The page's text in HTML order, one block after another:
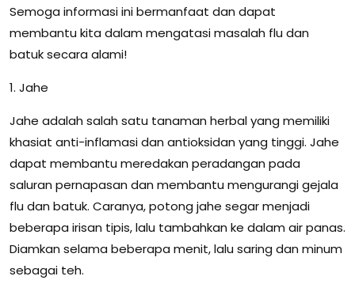
Semoga informasi ini bermanfaat dan dapat
membantu kita dalam mengatasi masalah flu dan
batuk secara alami!
1. Jahe
Jahe adalah salah satu tanaman herbal yang memiliki
khasiat anti-inflamasi dan antioksidan yang tinggi. Jahe
dapat membantu meredakan peradangan pada
saluran pernapasan dan membantu mengurangi gejala
flu dan batuk. Caranya, potong jahe segar menjadi
beberapa irisan tipis, lalu tambahkan ke dalam air panas.
Diamkan selama beberapa menit, lalu saring dan minum
sebagai teh.